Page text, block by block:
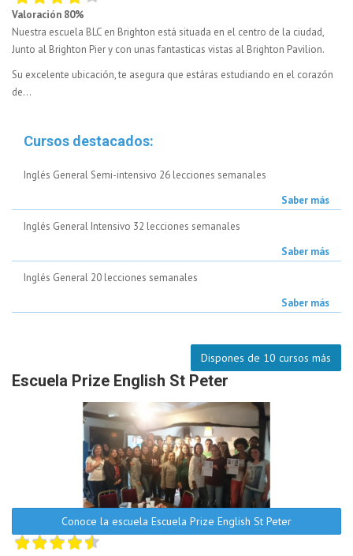
Valoración 80%
Nuestra escuela BLC en Brighton está situada en el centro de la ciudad,
Junto al Brighton Pier y con unas fantasticas vistas al Brighton Pavilion.
Su excelente ubicación, te asegura que estáras estudiando en el corazón
de...
Cursos destacados:
Inglés General Semi-intensivo 26 lecciones semanales
Saber más
Inglés General Intensivo 32 lecciones semanales
Saber más
Inglés General 20 lecciones semanales
Saber más
Dispones de 10 cursos más
Escuela Prize English St Peter
Conoce la escuela Escuela Prize English St Peter